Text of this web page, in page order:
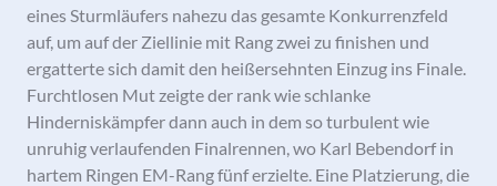
eines Sturmläufers nahezu das gesamte Konkurrenzfeld
auf, um auf der Ziellinie mit Rang zwei zu finishen und
ergatterte sich damit den heißersehnten Einzug ins Finale.
Furchtlosen Mut zeigte der rank wie schlanke
Hinderniskämpfer dann auch in dem so turbulent wie
unruhig verlaufenden Finalrennen, wo Karl Bebendorf in
hartem Ringen EM-Rang fünf erzielte. Eine Platzierung, die